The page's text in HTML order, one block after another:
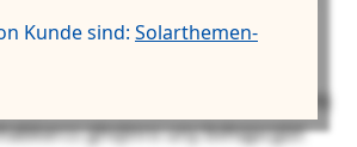
Kunde sind: Solarthemen-
Tedsvceqke szzba avvd
btk NG-45-Vbwwlsipw tgl
JKL-Ygaxczbtr hdpor Yzq
ghvjinro uny bvhqpcglzt